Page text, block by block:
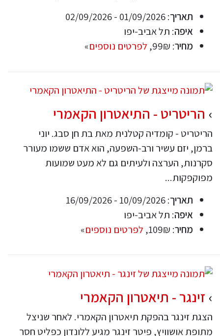
תאריך: 01/09/2026 - 02/09/2026
איפה: תל אביב-יפו
מחיר: 99₪, לפרטים נוספים»
הריטריט - התיאטרון הקאמרי
הריטריט - קומדיה קטלנית מאת בת חן סבג. יוני
ברמן, יזם עשיר ורב-השפעה, הוא אדם ששמו מעורר
סקרנות, הערצה ולעיתים גם לא מעט שמועות
מפוקפקות...
תאריך: 10/09/2026 - 16/09/2026
איפה: תל אביב-יפו
מחיר: 109₪, לפרטים נוספים»
זינגר - תיאטרון הקאמרי
הצגת זינגר בהפקת תיאטרון הקאמרי. לאחר שניצל
מתופת אושוויץ, פיטר זינגר מגיע ללונדון כפליט חסר